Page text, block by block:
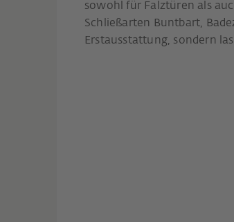
sowohl für Falztüren als
Schließarten Buntbart,
Erstausstattung, sondern